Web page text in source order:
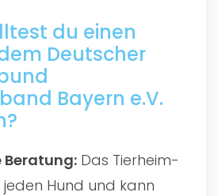
du einen
Deutscher
Bayern e.V.
Das Tierheim-
Hund und kann